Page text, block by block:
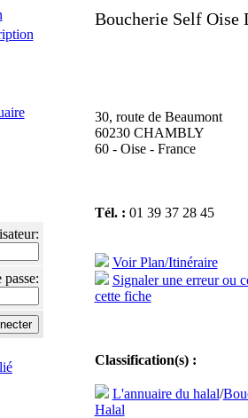
Boucherie Self Oise
30, route de Beaumont
60230 CHAMBLY
60 - Oise - France
Tél. : 01 39 37 28 45
Voir Plan/Itinéraire
Signaler une erreur ou
cette fiche
Classification(s) :
L'annuaire du halal/
Halal